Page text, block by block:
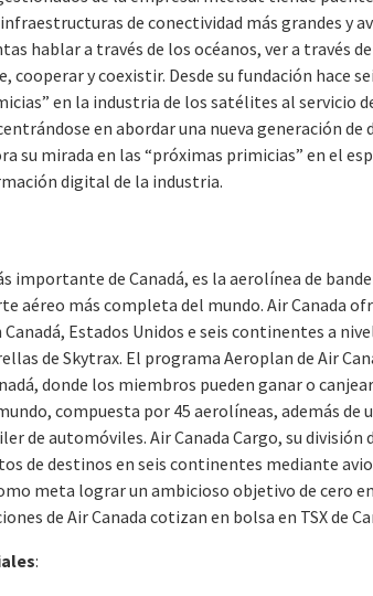
de conectividad más grandes y
hablar a través de los océanos, ver a través
cooperar y coexistir. Desde su fundación hace
en la industria de los satélites al servicio
en abordar una nueva generación
su mirada en las “próximas primicias” en el
digital de la industria.
importante de Canadá, es la aerolínea de
aéreo más completa del mundo. Air Canada
Canadá, Estados Unidos e seis continentes a
de Skytrax. El programa Aeroplan de Air
donde los miembros pueden ganar o
compuesta por 45 aerolíneas, además de
de automóviles. Air Canada Cargo, su
de destinos en seis continentes mediante
meta lograr un ambicioso objetivo de cero
de Air Canada cotizan en bolsa en TSX de
: